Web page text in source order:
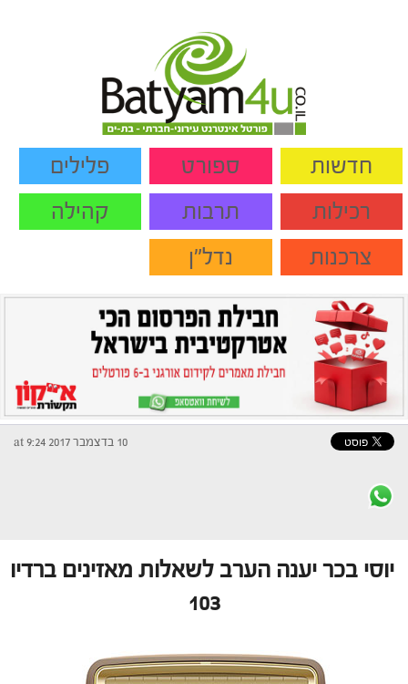
חדשות ספורט
פלילים
רכילות
תרבות
קהילה
צרכנות
נדל"ן
10 בדצמבר 2017 at 9:24
יוסי בכר יענה הערב לשאלות מאזינים ברדיו
103